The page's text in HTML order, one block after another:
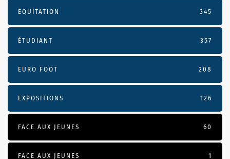
EQUITATION 345
ÉTUDIANT 357
EURO FOOT 208
EXPOSITIONS 126
FACE AUX JEUNES 60
FACE AUX JEUNES 1